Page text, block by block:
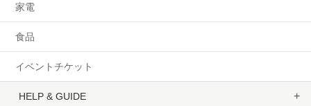
家電
食品
イベントチケット
HELP & GUIDE